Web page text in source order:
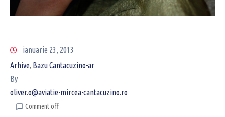
ianuarie 23, 2013
Arhive‚ Bazu Cantacuzino-ar
By
oliver.o@aviatie-mircea-cantacuzino.ro
Comment off